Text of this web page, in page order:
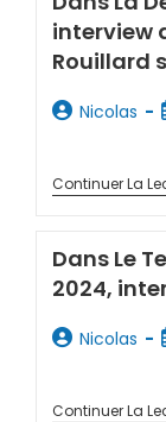
interview
Rouillard
Nicolas
Continuer La
Dans Le
2024,
Nicolas
Continuer La